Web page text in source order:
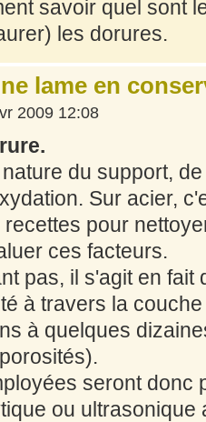
savoir quel sont
les dorures.
lame en
2009 12:08
du support,
Sur acier,
pour
ces facteurs.
pas, il s'agit en fait
à travers la
à quelques
seront donc
ou